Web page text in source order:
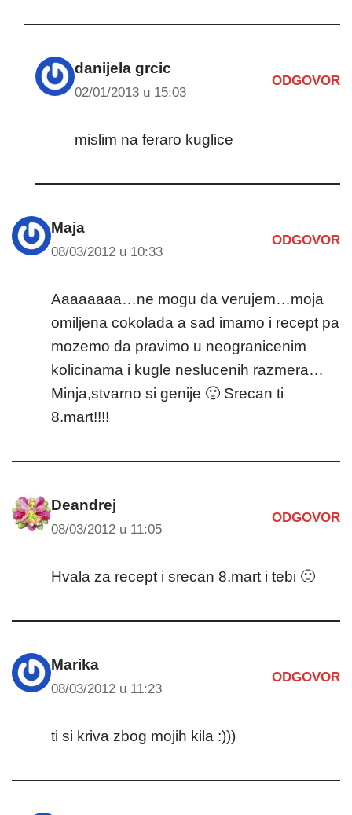
danijela grcic
02/01/2013 u 15:03
ODGOVOR
mislim na feraro kuglice
Maja
08/03/2012 u 10:33
ODGOVOR
Aaaaaaaa…ne mogu da verujem…moja
omiljena cokolada a sad imamo i recept pa
mozemo da pravimo u neogranicenim
kolicinama i kugle neslucenih razmera…
Minja,stvarno si genije 🙂 Srecan ti
8.mart!!!!
Deandrej
08/03/2012 u 11:05
ODGOVOR
Hvala za recept i srecan 8.mart i tebi 🙂
Marika
08/03/2012 u 11:23
ODGOVOR
ti si kriva zbog mojih kila :)))